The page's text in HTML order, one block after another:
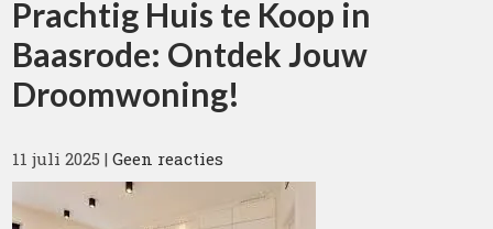
Prachtig Huis te Koop in
Baasrode: Ontdek Jouw
Droomwoning!
11 juli 2025 |Geen reacties